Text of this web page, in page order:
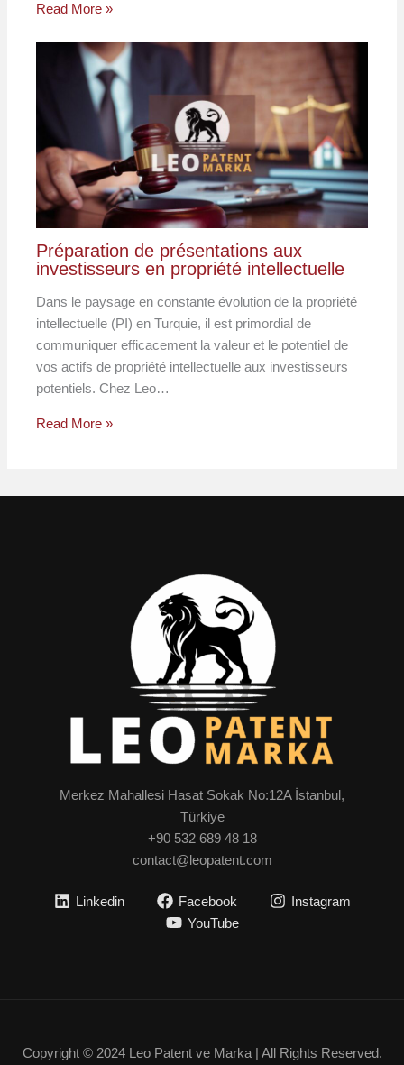
Read More »
Préparation de présentations aux
investisseurs en propriété intellectuelle
Dans le paysage en constante évolution de la propriété
intellectuelle (PI) en Turquie, il est primordial de
communiquer efficacement la valeur et le potentiel de
vos actifs de propriété intellectuelle aux investisseurs
potentiels. Chez Leo…
Read More »
Merkez Mahallesi Hasat Sokak No:12A İstanbul,
Türkiye
+90 532 689 48 18
contact@leopatent.com
Linkedin Facebook
Instagram
YouTube
Copyright © 2024 Leo Patent ve Marka | All Rights Reserved.